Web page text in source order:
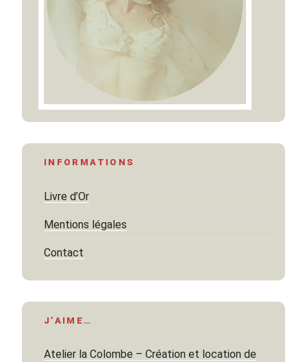
INFORMATIONS
Livre d’Or
Mentions légales
Contact
J’AIME…
Atelier la Colombe – Création et location de